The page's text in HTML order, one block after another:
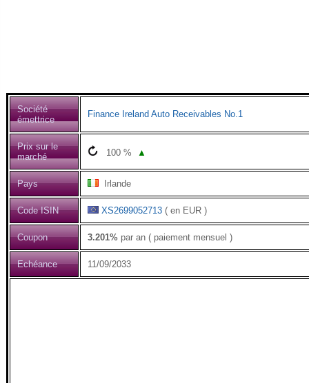
Société
émettrice
Finance Ireland Auto Receivables No.1
Prix sur le
marché
100 % ▲
Pays Irlande
Code ISIN XS2699052713 ( en EUR )
Coupon 3.201% par an ( paiement mensuel )
Echéance 11/09/2033